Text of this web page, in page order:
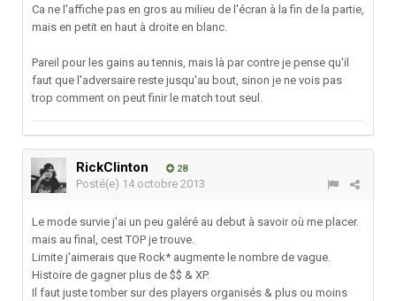
Ca ne l'affiche pas en gros au milieu de l'écran à la fin de la partie,
mais en petit en haut à droite en blanc.
Pareil pour les gains au tennis, mais là par contre je pense qu'il
faut que l'adversaire reste jusqu'au bout, sinon je ne vois pas
trop comment on peut finir le match tout seul.
RickClinton 28
Posté(e) 14 octobre 2013
Le mode survie j'ai un peu galéré au debut à savoir où me placer.
mais au final, cest TOP je trouve.
Limite j'aimerais que Rock* augmente le nombre de vague.
Histoire de gagner plus de $$ & XP.
Il faut juste tomber sur des players organisés & plus ou moins